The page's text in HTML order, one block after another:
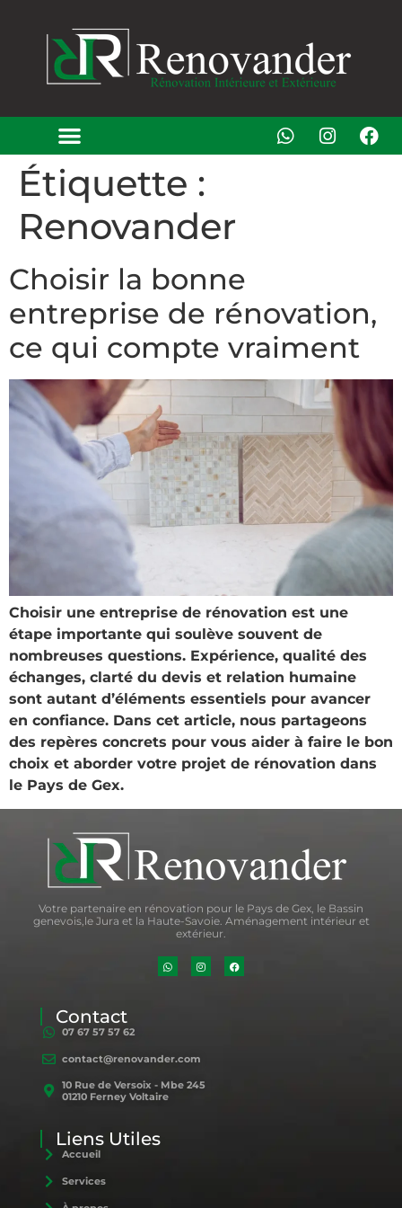
Étiquette :
Renovander
Choisir la bonne
entreprise de rénovation,
ce qui compte vraiment
Choisir une entreprise de rénovation est une
étape importante qui soulève souvent de
nombreuses questions. Expérience, qualité des
échanges, clarté du devis et relation humaine
sont autant d’éléments essentiels pour avancer
en confiance. Dans cet article, nous partageons
des repères concrets pour vous aider à faire le bon
choix et aborder votre projet de rénovation dans
le Pays de Gex.
Votre partenaire en rénovation pour le Pays de Gex, le Bassin
genevois,le Jura et la Haute-Savoie. Aménagement intérieur et
extérieur.
Contact
07 67 57 57 62
contact@renovander.com
10 Rue de Versoix - Mbe 245
01210 Ferney Voltaire
Liens Utiles
Accueil
Services